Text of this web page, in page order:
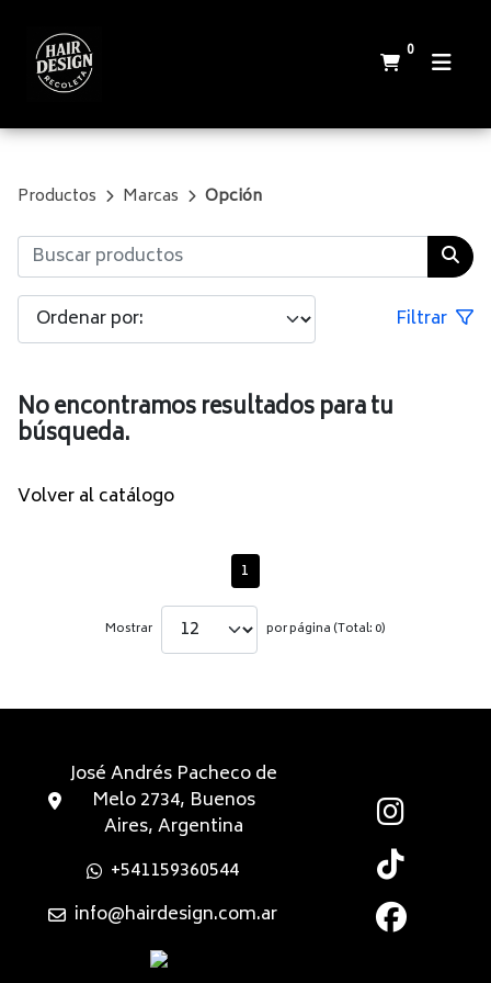
0
Productos Marcas Opción
Filtrar
No encontramos resultados para tu
búsqueda.
Volver al catálogo
1
Mostrar por página (Total: 0)
José Andrés Pacheco de
Melo 2734, Buenos
Aires, Argentina
+541159360544
info@hairdesign.com.ar